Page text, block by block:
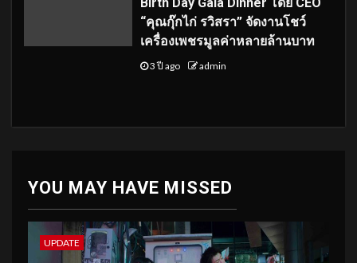
Birth Day Gala Dinner โดย CEO
“คุณกุ๊กไก่ รวิสรา” จัดงานโชว์
เครื่องเพชรมูลค่าหลายล้านบาท
3 ปี ago admin
YOU MAY HAVE MISSED
UPDATE